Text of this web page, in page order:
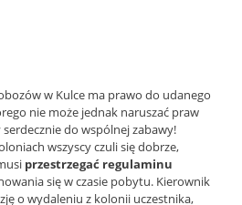
w Kulce ma prawo do udanego
nie może jednak naruszać praw
do wspólnej zabawy!
wszyscy czuli się dobrze,
przestrzegać regulaminu
się w czasie pobytu. Kierownik
o wydaleniu z kolonii uczestnika,